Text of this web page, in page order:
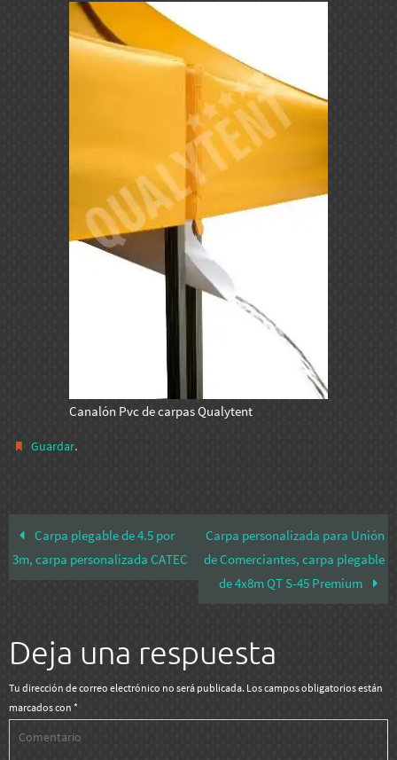
Canalón Pvc de carpas Qualytent
Guardar.
Carpa plegable de 4.5 por
3m, carpa personalizada CATEC
Carpa personalizada para Unión
de Comerciantes, carpa plegable
de 4x8m QT S-45 Premium
Deja una respuesta
Tu dirección de correo electrónico no será publicada. Los campos obligatorios están
marcados con *